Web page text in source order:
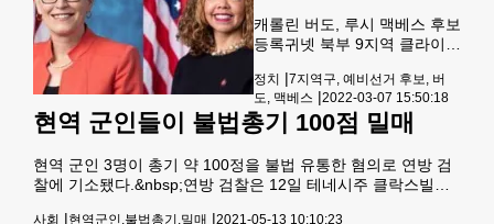
부터 축하 인사를 받고 있다.
[시카고 ABC방송 화면 캡
처]&nbsp;미국 최고령으로 알
려진 아이오와주의 할머니가
115번째 생일을 맞았다.10일
현지 언론들에 따르면 아이오
에 사는 베시 헨드릭스는 지난
7일 115번째
캐롤린 버도, 루시 맥베스 후보
등록귀넷 북부 9지역 클라이드
아주 연방하원의원 제7 지역구
예비후보 접수 첫날인 7일 민
주당 후보로 현역인 캐롤린 버
시 맥베스 의원이 예비선거 후
보로 등록서를 제출했다. 주하
정치 |7지역구, 예비선거 후보, 버
도, 맥베스 |2022-03-07 15:50:18
현역 군인들이 불법총기 100점 밀매
현역 군인 3명이 총기 약 100정을 불법 유통한 혐의로 연방 검
찰에 기소됐다.&nbsp;연방 검찰은 12일 테네시주 클락스빌의
사회 |현역군인,불법총기,밀매 |2021-05-13 10:10:23